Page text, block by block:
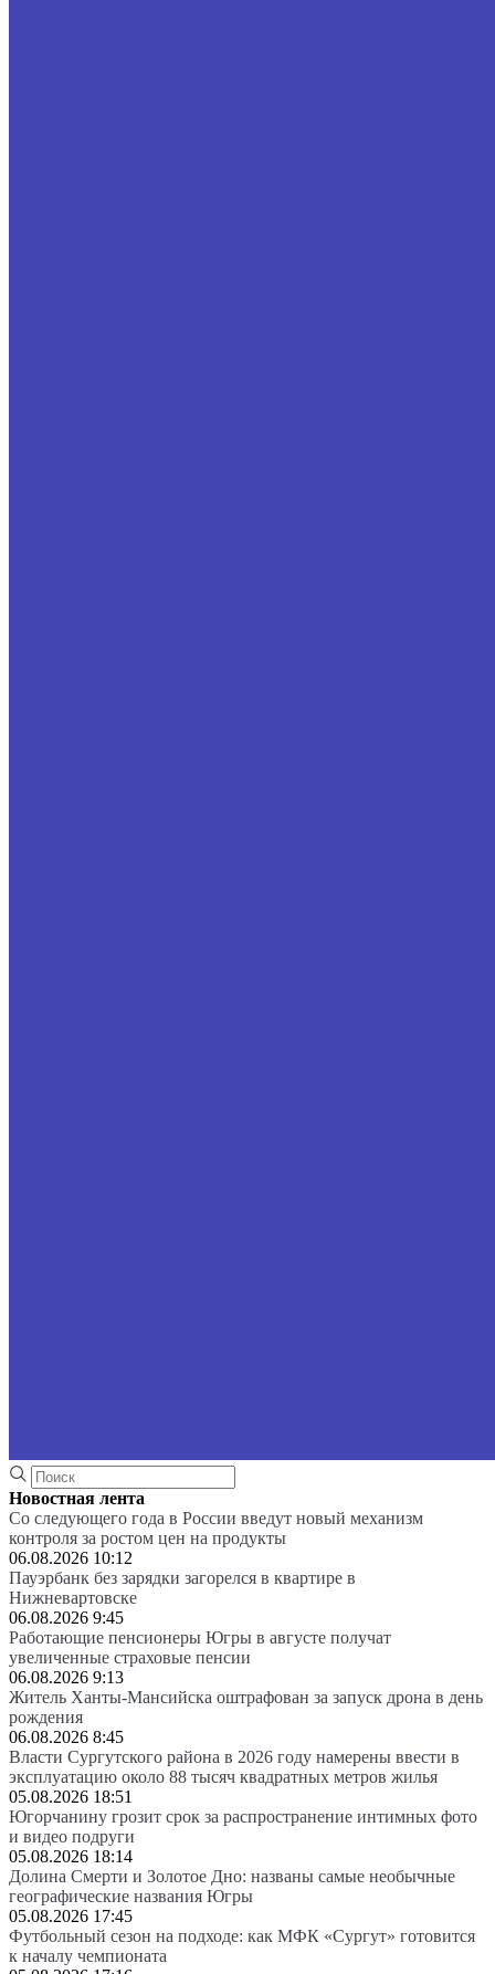
Новостная лента
Со следующего года в России введут новый механизм
контроля за ростом цен на продукты
06.08.2026 10:12
Пауэрбанк без зарядки загорелся в квартире в
Нижневартовске
06.08.2026 9:45
Работающие пенсионеры Югры в августе получат
увеличенные страховые пенсии
06.08.2026 9:13
Житель Ханты-Мансийска оштрафован за запуск дрона в день
рождения
06.08.2026 8:45
Власти Сургутского района в 2026 году намерены ввести в
эксплуатацию около 88 тысяч квадратных метров жилья
05.08.2026 18:51
Югорчанину грозит срок за распространение интимных фото
и видео подруги
05.08.2026 18:14
Долина Смерти и Золотое Дно: названы самые необычные
географические названия Югры
05.08.2026 17:45
Футбольный сезон на подходе: как МФК «Сургут» готовится
к началу чемпионата